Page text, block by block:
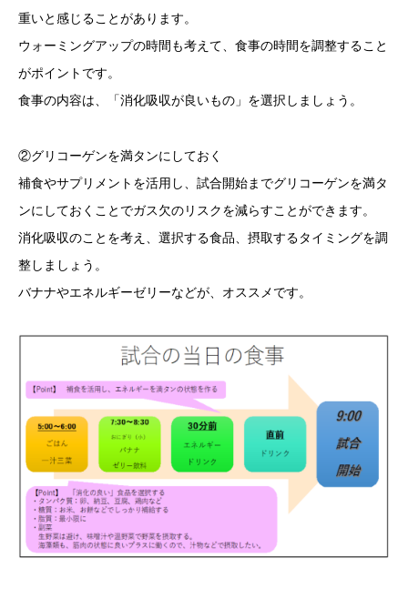
重いと感じることがあります。
ウォーミングアップの時間も考えて、食事の時間を調整すること
がポイントです。
食事の内容は、「消化吸収が良いもの」を選択しましょう。
②グリコーゲンを満タンにしておく
補食やサプリメントを活用し、試合開始までグリコーゲンを満タ
ンにしておくことでガス欠のリスクを減らすことができます。
消化吸収のことを考え、選択する食品、摂取するタイミングを調
整しましょう。
バナナやエネルギーゼリーなどが、オススメです。